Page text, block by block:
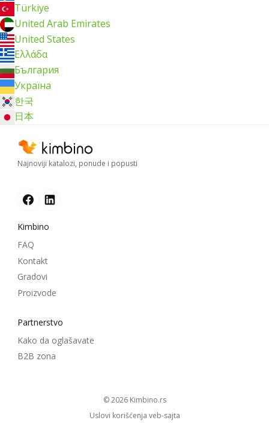
Türkiye
United Arab Emirates
United States
Ελλάδα
България
Україна
한국
日本
Najnoviji katalozi, ponude i popusti
Kimbino
FAQ
Kontakt
Gradovi
Proizvode
Partnerstvo
Kako da oglašavate
B2B zona
© 2026 kimbino.rs
Uslovi korišćenja veb-sajta